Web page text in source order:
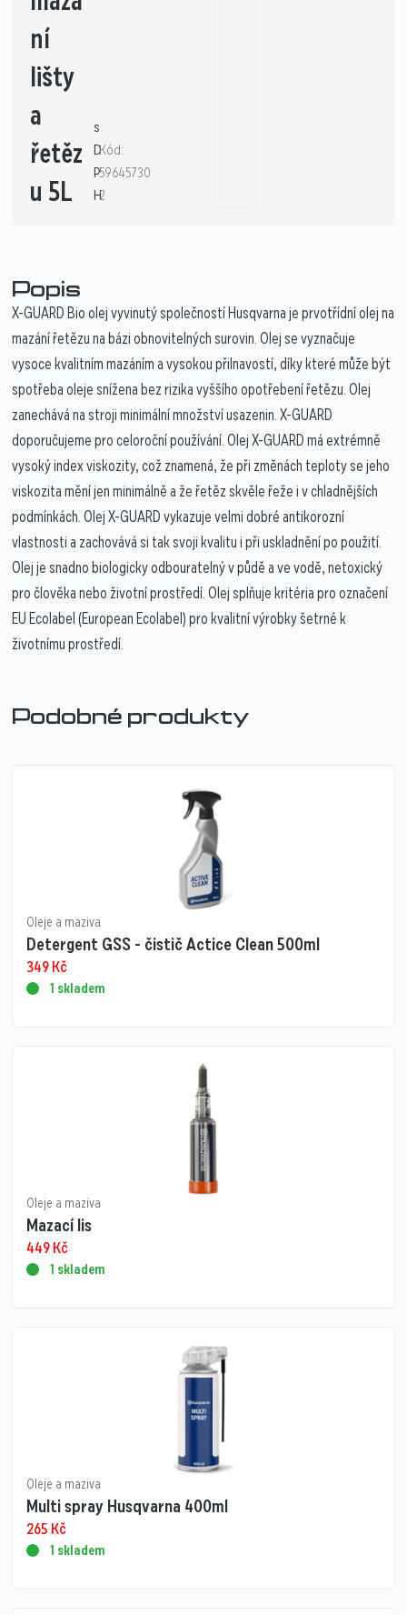
ní
lišty
a
řetěz
u 5L
s
D
P
H
Kód:
59645730
2
Popis
X-GUARD Bio olej vyvinutý společností Husqvarna je prvotřídní olej na
mazání řetězu na bázi obnovitelných surovin. Olej se vyznačuje
vysoce kvalitním mazáním a vysokou přilnavostí, díky které může být
spotřeba oleje snížena bez rizika vyššího opotřebení řetězu. Olej
zanechává na stroji minimální množství usazenin. X-GUARD
doporučujeme pro celoroční používání. Olej X-GUARD má extrémně
vysoký index viskozity, což znamená, že při změnách teploty se jeho
viskozita mění jen minimálně a že řetěz skvěle řeže i v chladnějších
podmínkách. Olej X-GUARD vykazuje velmi dobré antikorozní
vlastnosti a zachovává si tak svoji kvalitu i při uskladnění po použití.
Olej je snadno biologicky odbouratelný v půdě a ve vodě, netoxický
pro člověka nebo životní prostředí. Olej splňuje kritéria pro označení
EU Ecolabel (European Ecolabel) pro kvalitní výrobky šetrné k
životnímu prostředí.
Podobné produkty
Oleje a maziva
Detergent GSS - čistič Actice Clean 500ml
349Kč
1 skladem
Oleje a maziva
Mazací lis
449Kč
1 skladem
Oleje a maziva
Multi spray Husqvarna 400ml
265 Kč
1 skladem